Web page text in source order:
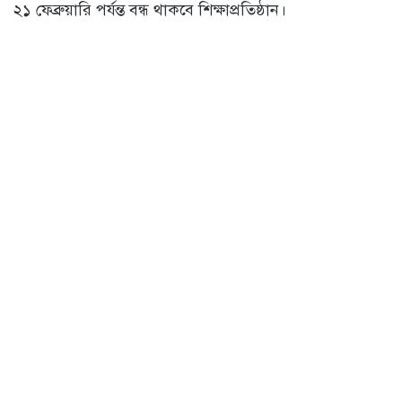
২১ ফেব্রুয়ারি পর্যন্ত বন্ধ থাকবে শিক্ষাপ্রতিষ্ঠান।